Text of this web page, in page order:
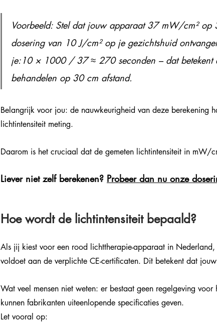
Voorbeeld: Stel dat jouw apparaat 37 mW/cm² op
dosering van 10 J/cm² op je gezichtshuid
je:10 × 1000 / 37 ≈ 270 seconden – dat betekent
behandelen op 30 cm afstand.
Belangrijk voor jou: de nauwkeurigheid van deze berekening
lichtintensiteit meting.
Daarom is het cruciaal dat de gemeten lichtintensiteit in mW/
Liever niet zelf berekenen? Probeer dan nu onze
Hoe wordt de lichtintensiteit bepaald?
Als jij kiest voor een rood lichttherapie-apparaat in
voldoet aan de verplichte CE-certificaten. Dit betekent dat
Wat veel mensen niet weten: er bestaat geen regelgeving
kunnen fabrikanten uiteenlopende specificaties geven.
Let vooral op: